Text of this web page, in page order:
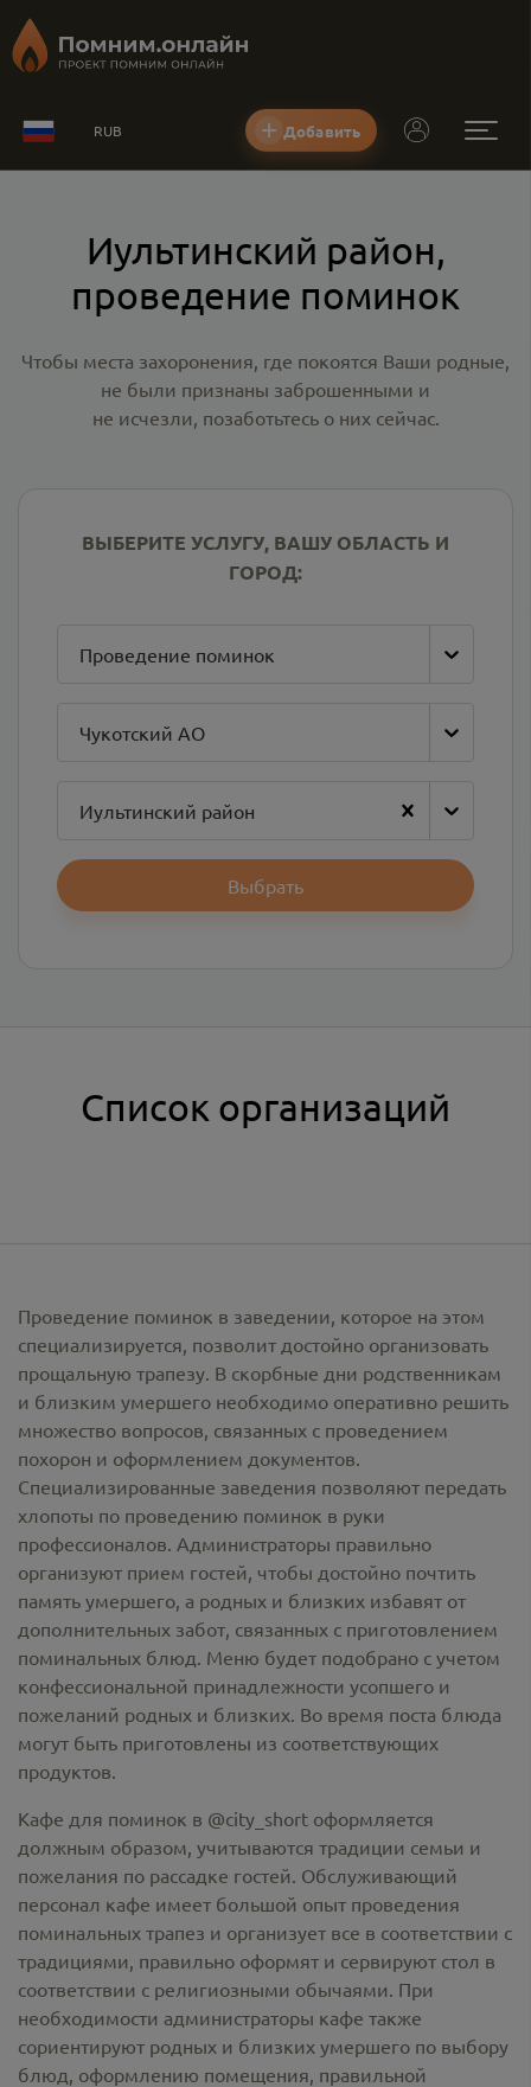
RUB Добавить
Иультинский район,
проведение поминок
Чтобы места захоронения, где покоятся Ваши родные,
не были признаны заброшенными и
не исчезли, позаботьтесь о них сейчас.
ВЫБЕРИТЕ УСЛУГУ, ВАШУ ОБЛАСТЬ И
ГОРОД:
Проведение поминок
Чукотский АО
Иультинский район
Выбрать
Список организаций
Проведение поминок в заведении, которое на этом
специализируется, позволит достойно организовать
прощальную трапезу. В скорбные дни родственникам
и близким умершего необходимо оперативно решить
множество вопросов, связанных с проведением
похорон и оформлением документов.
Специализированные заведения позволяют передать
хлопоты по проведению поминок в руки
профессионалов. Администраторы правильно
организуют прием гостей, чтобы достойно почтить
память умершего, а родных и близких избавят от
дополнительных забот, связанных с приготовлением
поминальных блюд. Меню будет подобрано с учетом
конфессиональной принадлежности усопшего и
пожеланий родных и близких. Во время поста блюда
могут быть приготовлены из соответствующих
продуктов.
Кафе для поминок в @city_short оформляется
должным образом, учитываются традиции семьи и
пожелания по рассадке гостей. Обслуживающий
персонал кафе имеет большой опыт проведения
поминальных трапез и организует все в соответствии с
традициями, правильно оформят и сервируют стол в
соответствии с религиозными обычаями. При
необходимости администраторы кафе также
сориентируют родных и близких умершего по выбору
блюд, оформлению помещения, правильной